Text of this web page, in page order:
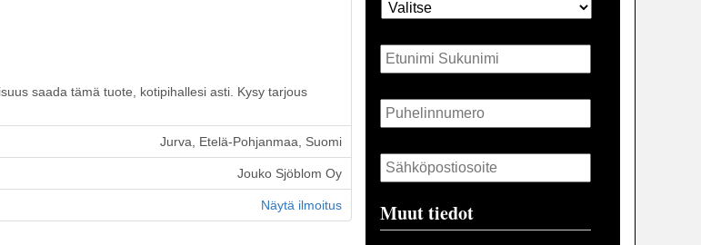
saada tämä tuote, kotipihallesi asti. Kysy tarjous
Jurva, Etelä-Pohjanmaa, Suomi
Jouko Sjöblom Oy
Näytä ilmoitus
Nimi *
Puhelin *
Sähköposti *
Muut tiedot